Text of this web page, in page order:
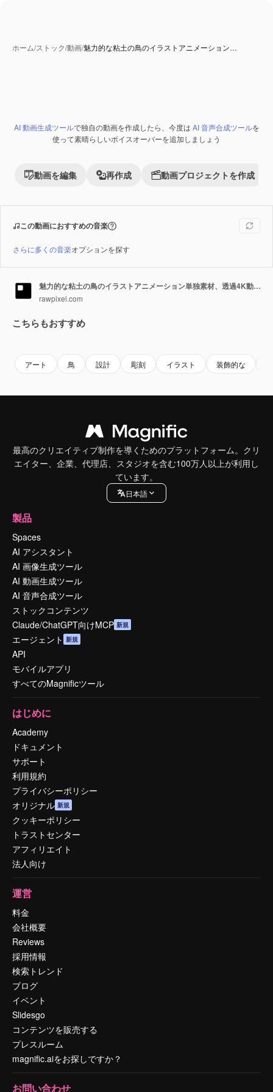
ホーム/ストック/動画/魅力的な粘土の鳥のイラストアニメーション…
PremiumAI 生成コンテンツ
AI 動画生成ツールで独自の動画を作成したら、今度は AI 音声合成ツールを
使って素晴らしいボイスオーバーを追加しましょう
動画を編集 再作成 動画プロジェクトを作成
この動画におすすめの音楽
さらに多くの音楽オプションを探す
魅力的な粘土の鳥のイラストアニメーション単独素材、透過4K動画、アルファチャンネル
rawpixel.com
こちらもおすすめ
アート 鳥 設計 彫刻 イラスト 装飾的な
最高のクリエイティブ制作を導くためのプラットフォーム。クリ
エイター、企業、代理店、スタジオを含む100万人以上が利用し
ています。
日本語
製品
Spaces
AI アシスタント
AI 画像生成ツール
AI 動画生成ツール
AI 音声合成ツール
ストックコンテンツ
Claude/ChatGPT向けMCP 新規
エージェント 新規
API
モバイルアプリ
すべてのMagnificツール
はじめに
Academy
ドキュメント
サポート
利用規約
プライバシーポリシー
オリジナル 新規
クッキーポリシー
トラストセンター
アフィリエイト
法人向け
運営
料金
会社概要
Reviews
採用情報
検索トレンド
ブログ
イベント
Slidesgo
コンテンツを販売する
プレスルーム
magnific.aiをお探しですか？
お問い合わせ